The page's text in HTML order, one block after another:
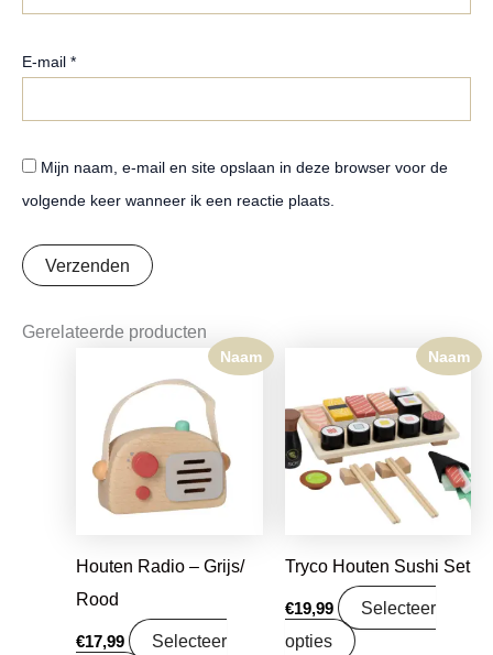
E-mail *
Mijn naam, e-mail en site opslaan in deze browser voor de
volgende keer wanneer ik een reactie plaats.
Gerelateerde producten
Naam
Houten Radio – Grijs/
Rood
€17,99
Selecteer
Naam
Tryco Houten Sushi Set
€19,99
Selecteer
opties